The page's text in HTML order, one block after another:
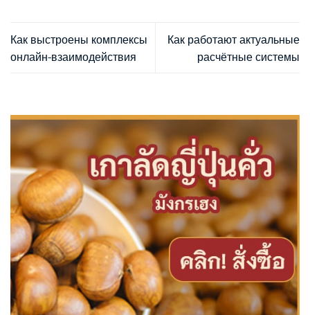
Как выстроены комплексы
онлайн-взаимодействия
Как работают актуальные
расчётные системы